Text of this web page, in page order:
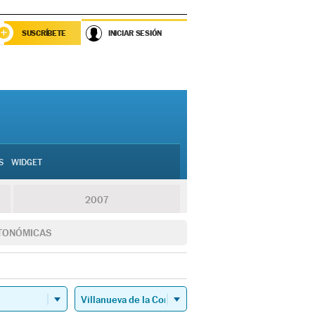
SUSCRÍBETE INICIAR SESIÓN
WIDGET
2007